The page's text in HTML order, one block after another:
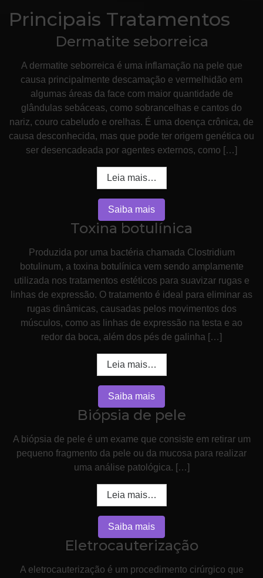
Principais Tratamentos
Dermatite seborreica
A dermatite seborreica é uma inflamação na pele que
causa principalmente descamação e vermelhidão em
algumas áreas da face com maior quantidade de
glândulas sebáceas, como sobrancelhas e cantos do
nariz, couro cabeludo e orelhas. É uma doença crônica, de
causa desconhecida, mas que pode ter origem genética ou
ser desencadeada por agentes externos, como […]
Leia mais…
Saiba mais
Toxina botulínica
Produzida por uma bactéria chamada Clostridium
botulinum, a toxina botulínica vem sendo amplamente
utilizada nos tratamentos estéticos para suavizar rugas e
linhas de expressão. O tratamento é ideal para eliminar as
rugas dinâmicas, causadas pelos movimentos dos
músculos, como as linhas de expressão na testa e ao
redor da boca, além dos pés de galinha […]
Leia mais…
Saiba mais
Biópsia de pele
A biópsia de pele é um exame que consiste em retirar um
pequeno fragmento da pele ou da mucosa para realizar
uma análise patológica. […]
Leia mais…
Saiba mais
Eletrocauterização
A eletrocauterização é um procedimento cirúrgico que